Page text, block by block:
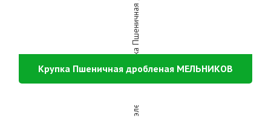
Крупка Пшеничная дробленая МЕЛЬНИКОВ